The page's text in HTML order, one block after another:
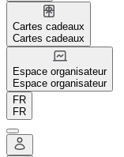
Cartes cadeaux
Cartes cadeaux
Espace organisateur
Espace organisateur
FR
FR